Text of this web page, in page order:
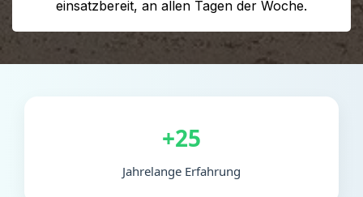
einsatzbereit, an allen Tagen der Woche.
+25
Jahrelange Erfahrung